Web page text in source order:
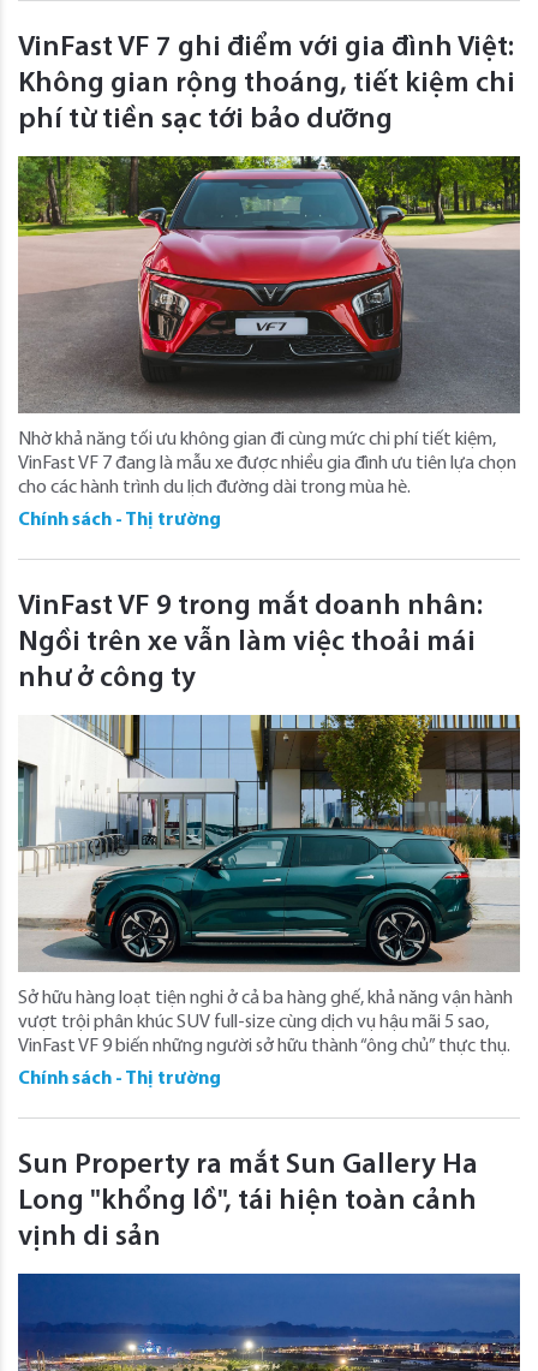
VinFast VF 7 ghi điểm với gia đình Việt:
Không gian rộng thoáng, tiết kiệm chi
phí từ tiền sạc tới bảo dưỡng
Nhờ khả năng tối ưu không gian đi cùng mức chi phí tiết kiệm,
VinFast VF 7 đang là mẫu xe được nhiều gia đình ưu tiên lựa chọn
cho các hành trình du lịch đường dài trong mùa hè.
Chính sách - Thị trường
VinFast VF 9 trong mắt doanh nhân:
Ngồi trên xe vẫn làm việc thoải mái
như ở công ty
Sở hữu hàng loạt tiện nghi ở cả ba hàng ghế, khả năng vận hành
vượt trội phân khúc SUV full-size cùng dịch vụ hậu mãi 5 sao,
VinFast VF 9 biến những người sở hữu thành “ông chủ” thực thụ.
Chính sách - Thị trường
Sun Property ra mắt Sun Gallery Ha
Long "khổng lồ", tái hiện toàn cảnh
vịnh di sản